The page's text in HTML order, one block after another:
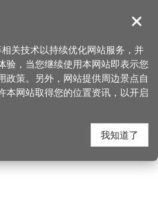
導覽
商圈
圈 周边店家
关闭
关技术以持续优化网站服务，并
验，当您继续使用本网站即表示您
政策。另外，网站提供周边景点自
本网站取得您的位置资讯，以开启
我知道了